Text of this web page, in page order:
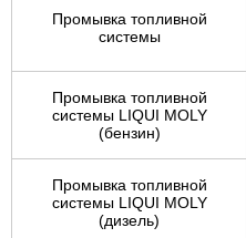
Промывка топливной
системы
Промывка топливной
системы LIQUI MOLY
(бензин)
Промывка топливной
системы LIQUI MOLY
(дизель)